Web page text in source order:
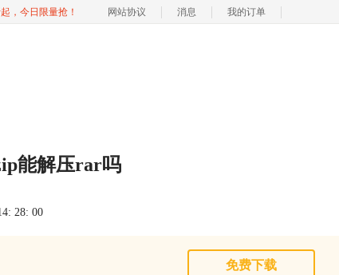
，今日限量抢！ 网站协议 消息 我的订单
能解压rar吗
28: 00
免费下载